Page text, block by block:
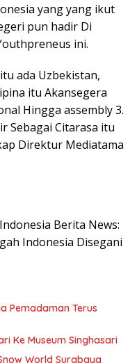
yang yang ikut
pun hadir Di
ini.
ada Uzbekistan,
itu Akansegera
Hingga assembly 3.
Sebagai Citarasa itu
Direktur Mediatama
Berita News:
Indonesia Disegani
Pemadaman Terus
Ke Museum Singhasari
World Surabaya